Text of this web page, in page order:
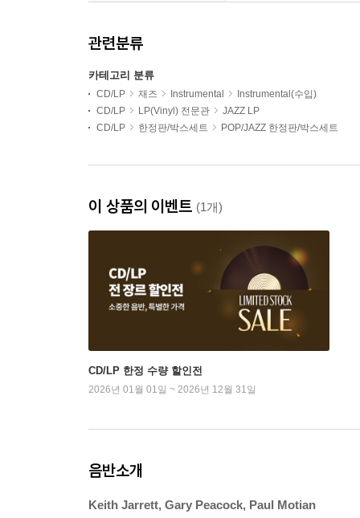
관련분류
카테고리 분류
CD/LP 재즈 Instrumental
Instrumental(수입)
CD/LP
LP(Vinyl) 전문관
JAZZ LP
CD/LP
한정판/박스세트 POP/JAZZ 한정판/박스세트
이 상품의 이벤트 (1개)
CD/LP 한정 수량 할인전
2026년 01월 01일 ~ 2026년 12월 31일
음반소개
Keith Jarrett, Gary Peacock, Paul Motian